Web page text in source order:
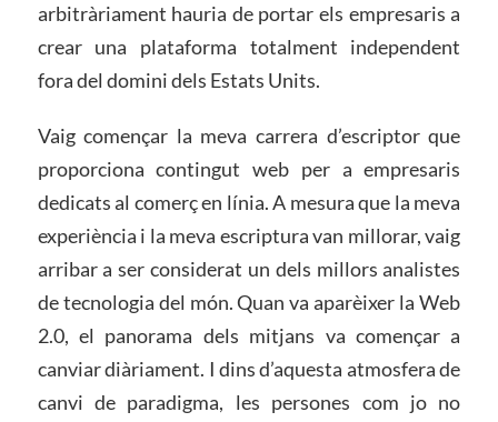
arbitràriament hauria de portar els empresaris a
crear una plataforma totalment independent
fora del domini dels Estats Units.
Vaig començar la meva carrera d’escriptor que
proporciona contingut web per a empresaris
dedicats al comerç en línia. A mesura que la meva
experiència i la meva escriptura van millorar, vaig
arribar a ser considerat un dels millors analistes
de tecnologia del món. Quan va aparèixer la Web
2.0, el panorama dels mitjans va començar a
canviar diàriament. I dins d’aquesta atmosfera de
canvi de paradigma, les persones com jo no